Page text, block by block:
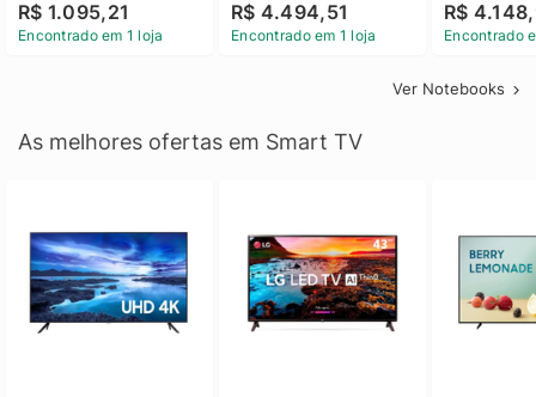
Linux 14 - 3002181
R$ 1.095,21
Encontrado em 1 loja
GTX 1650 4GB 15.6
FHD Linux - Preto
R$ 4.494,51
Encontrado em 1 loja
SSD Win
R$
Encontrado
Ver Notebooks
As melhores ofertas em Smart TV